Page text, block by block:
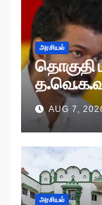
அரசியல்
AUG 7,
அரசியல்